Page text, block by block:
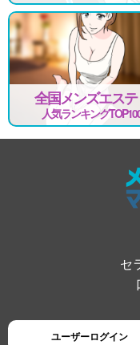
全国メンズエステ
人気ランキング
セ
ユーザーログイン